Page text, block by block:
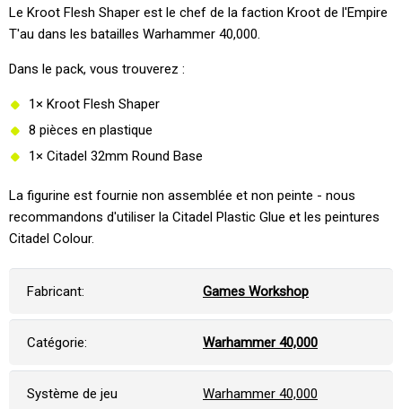
Le Kroot Flesh Shaper est le chef de la faction Kroot de l'Empire
T'au dans les batailles Warhammer 40,000.
Dans le pack, vous trouverez :
1× Kroot Flesh Shaper
8 pièces en plastique
1× Citadel 32mm Round Base
La figurine est fournie non assemblée et non peinte - nous
recommandons d'utiliser la Citadel Plastic Glue et les peintures
Citadel Colour.
Fabricant: Games Workshop
Catégorie: Warhammer 40,000
Système de jeu Warhammer 40,000